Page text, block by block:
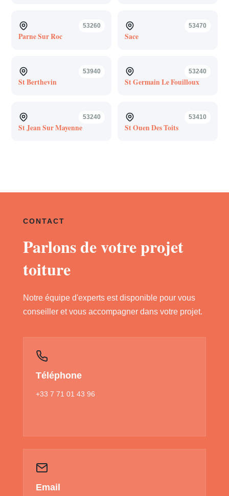
53260
Parne Sur Roc
53470
Sace
53940
St Berthevin
53240
St Germain Le Fouilloux
53240
St Jean Sur Mayenne
53410
St Ouen Des Toits
CONTACT
Parlons de votre projet
toiture
Notre équipe d'experts est disponible pour vous
conseiller et vous accompagner dans votre projet.
Téléphone
+33 7 71 01 43 96
Email